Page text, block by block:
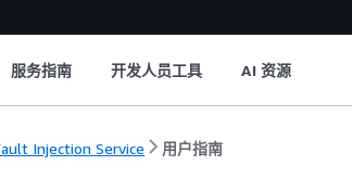
服务指南 开发人员工具 AI 资源
Injection Service 用户指南